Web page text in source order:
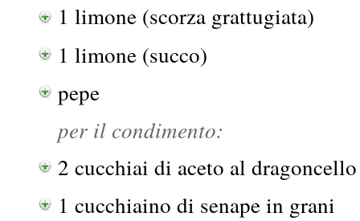
1 limone (scorza grattugiata)
1 limone (succo)
pepe
per il condimento:
2 cucchiai di aceto al dragoncello
1 cucchiaino di senape in grani